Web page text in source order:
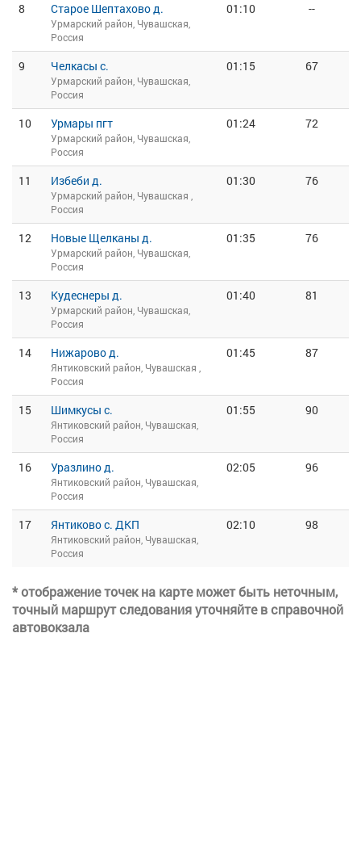
8 Старое Шептахово д.
Урмарский район, Чувашская,
Россия
01:10 --
9 Челкасы с.
Урмарский район, Чувашская,
Россия
01:15 67
10 Урмары пгт
Урмарский район, Чувашская,
Россия
01:24 72
11 Избеби д.
Урмарский район, Чувашская ,
Россия
01:30 76
12 Новые Щелканы д.
Урмарский район, Чувашская,
Россия
01:35 76
13 Кудеснеры д.
Урмарский район, Чувашская,
Россия
01:40 81
14 Нижарово д.
Янтиковский район, Чувашская ,
Россия
01:45 87
15 Шимкусы с.
Янтиковский район, Чувашская,
Россия
01:55 90
16 Уразлино д.
Янтиковский район, Чувашская,
Россия
02:05 96
17 Янтиково с. ДКП
Янтиковский район, Чувашская,
Россия
02:10 98
* отображение точек на карте может быть неточным,
точный маршрут следования уточняйте в справочной
автовокзала